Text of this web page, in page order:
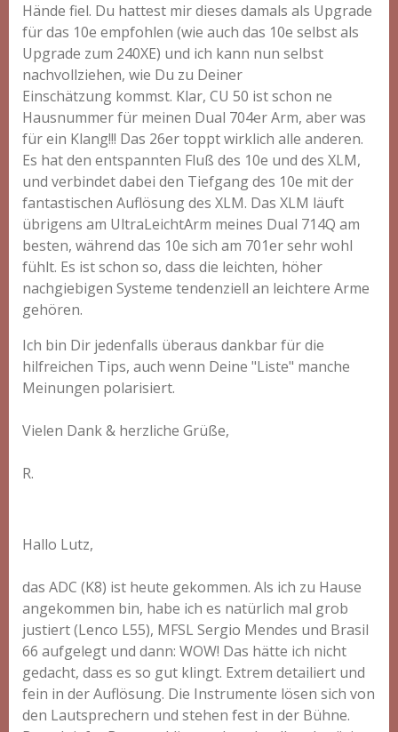
Hände fiel. Du hattest mir dieses damals als Upgrade
für das 10e empfohlen (wie auch das 10e selbst als
Upgrade zum 240XE) und ich kann nun selbst
nachvollziehen, wie Du zu Deiner
Einschätzung kommst. Klar, CU 50 ist schon ne
Hausnummer für meinen Dual 704er Arm, aber was
für ein Klang!!! Das 26er toppt wirklich alle anderen.
Es hat den entspannten Fluß des 10e und des XLM,
und verbindet dabei den Tiefgang des 10e mit der
fantastischen Auflösung des XLM. Das XLM läuft
übrigens am UltraLeichtArm meines Dual 714Q am
besten, während das 10e sich am 701er sehr wohl
fühlt. Es ist schon so, dass die leichten, höher
nachgiebigen Systeme tendenziell an leichtere Arme
gehören.
Ich bin Dir jedenfalls überaus dankbar für die
hilfreichen Tips, auch wenn Deine "Liste" manche
Meinungen polarisiert.
Vielen Dank & herzliche Grüße,
R.
Hallo Lutz,
das ADC (K8) ist heute gekommen. Als ich zu Hause
angekommen bin, habe ich es natürlich mal grob
justiert (Lenco L55), MFSL Sergio Mendes und Brasil
66 aufgelegt und dann: WOW! Das hätte ich nicht
gedacht, dass es so gut klingt. Extrem detailiert und
fein in der Auflösung. Die Instrumente lösen sich von
den Lautsprechern und stehen fest in der Bühne.